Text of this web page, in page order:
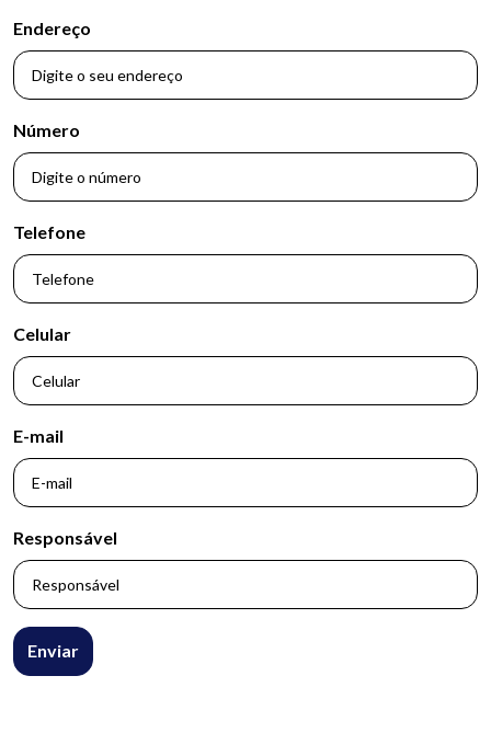
Endereço
Número
Telefone
Celular
E-mail
Responsável
Enviar